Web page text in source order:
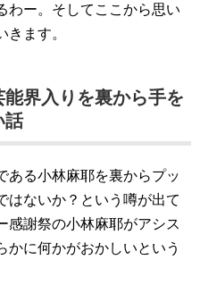
わー。そしてここから思い
ます。
界入りを裏から手を
話
ある小林麻耶を裏からプッ
はないか？という噂が出て
感謝祭の小林麻耶がアシス
かに何かがおかしいという